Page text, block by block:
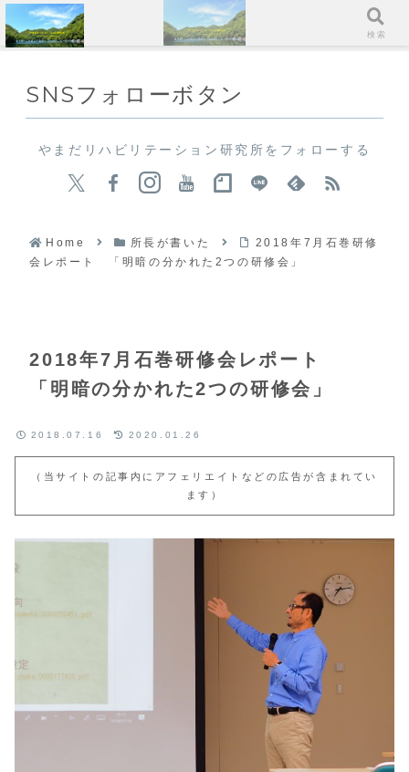
SNSフォローボタン
やまだリハビリテーション研究所をフォローする
Home 所長が書いた
2018年7月石巻研修
会レポート 「明暗の分かれた2つの研修会」
2018年7月石巻研修会レポート
「明暗の分かれた2つの研修会」
2018.07.16 2020.01.26
（当サイトの記事内にアフェリエイトなどの広告が含まれてい
ます）
メニュー 検索